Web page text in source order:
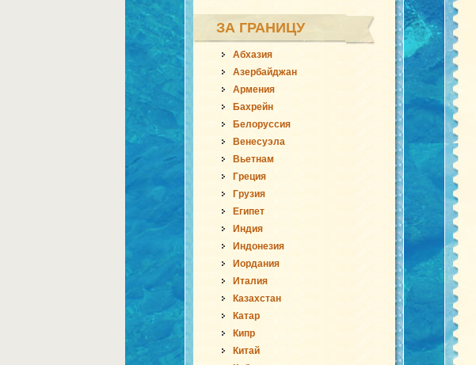
ЗА ГРАНИЦУ
Абхазия
Азербайджан
Армения
Бахрейн
Белоруссия
Венесуэла
Вьетнам
Греция
Грузия
Египет
Индия
Индонезия
Иордания
Италия
Казахстан
Катар
Кипр
Китай